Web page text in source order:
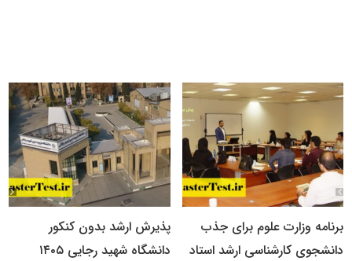
برنامه وزارت علوم برای جذب
دانشجوی کارشناسی ارشد استاد
پذیرش ارشد بدون کنکور
دانشگاه شهید رجایی ۱۴۰۵